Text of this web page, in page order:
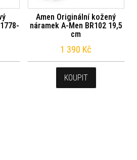
Amen Originální kožený
náramek A-Men BR102 19,5
cm
1 390 Kč
KOUPIT